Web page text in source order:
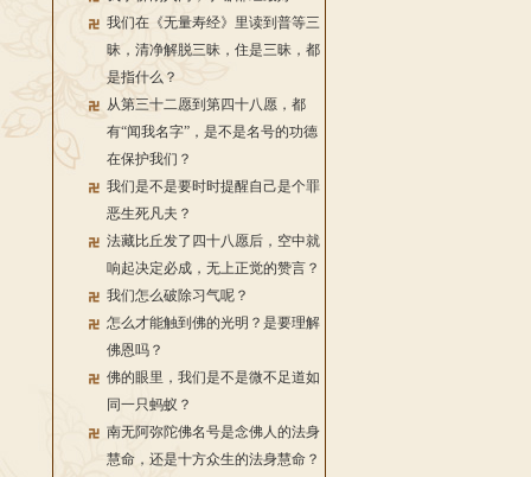
我们在《无量寿经》里读到普等三
昧，清净解脱三昧，住是三昧，都
是指什么？
从第三十二愿到第四十八愿，都
有“闻我名字”，是不是名号的功德
在保护我们？
我们是不是要时时提醒自己是个罪
恶生死凡夫？
法藏比丘发了四十八愿后，空中就
响起决定必成，无上正觉的赞言？
我们怎么破除习气呢？
怎么才能触到佛的光明？是要理解
佛恩吗？
佛的眼里，我们是不是微不足道如
同一只蚂蚁？
南无阿弥陀佛名号是念佛人的法身
慧命，还是十方众生的法身慧命？